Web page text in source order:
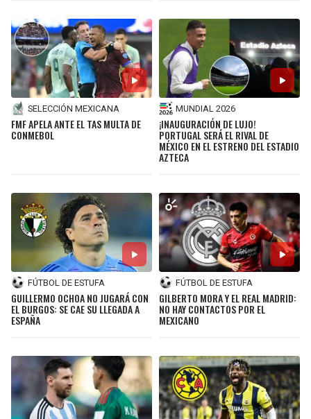
SELECCIÓN MEXICANA
FMF APELA ANTE EL TAS MULTA DE
CONMEBOL
MUNDIAL 2026
¡INAUGURACIÓN DE LUJO!
PORTUGAL SERÁ EL RIVAL DE
MÉXICO EN EL ESTRENO DEL ESTADIO
AZTECA
FÚTBOL DE ESTUFA
GUILLERMO OCHOA NO JUGARÁ CON
EL BURGOS: SE CAE SU LLEGADA A
ESPAÑA
FÚTBOL DE ESTUFA
GILBERTO MORA Y EL REAL MADRID:
NO HAY CONTACTOS POR EL
MEXICANO